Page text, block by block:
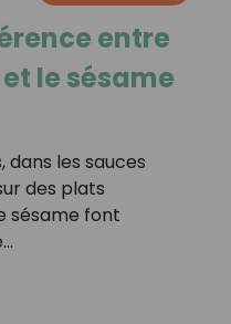
entre
le sésame
dans les sauces
des plats
sésame font